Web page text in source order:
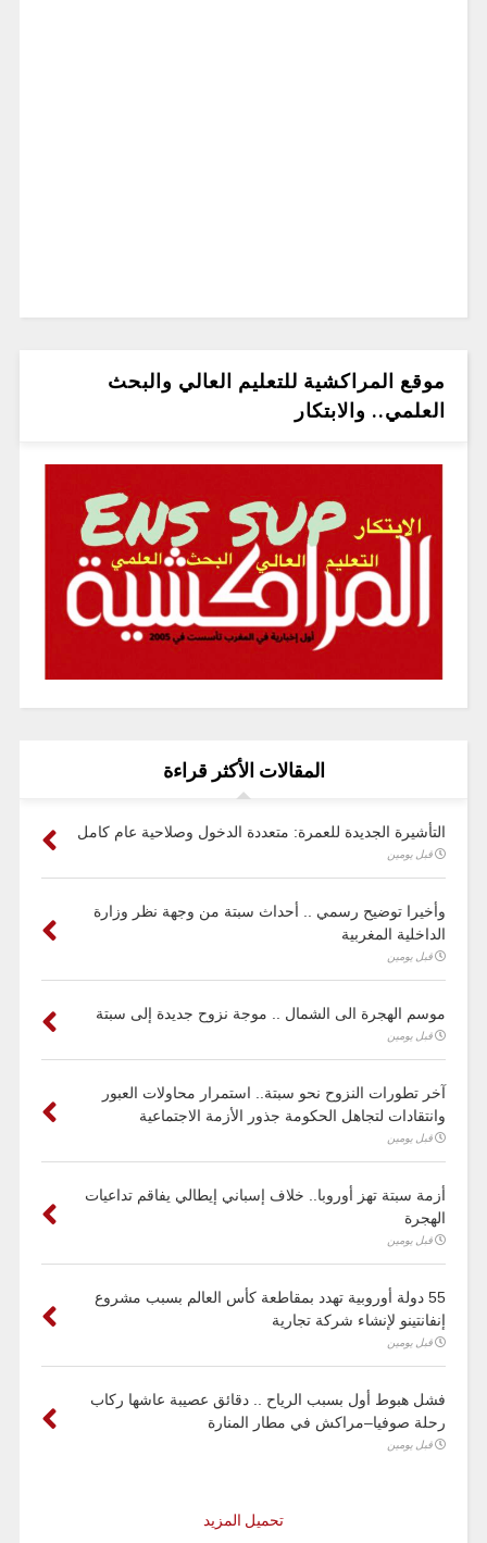
موقع المراكشية للتعليم العالي والبحث
العلمي.. والابتكار
المقالات الأكثر قراءة
التأشيرة الجديدة للعمرة: متعددة الدخول وصلاحية عام كامل
قبل يومين
وأخيرا توضيح رسمي .. أحداث سبتة من وجهة نظر وزارة
الداخلية المغربية
قبل يومين
موسم الهجرة الى الشمال .. موجة نزوح جديدة إلى سبتة
قبل يومين
آخر تطورات النزوح نحو سبتة.. استمرار محاولات العبور
وانتقادات لتجاهل الحكومة جذور الأزمة الاجتماعية
قبل يومين
أزمة سبتة تهز أوروبا.. خلاف إسباني إيطالي يفاقم تداعيات
الهجرة
قبل يومين
55 دولة أوروبية تهدد بمقاطعة كأس العالم بسبب مشروع
إنفانتينو لإنشاء شركة تجارية
قبل يومين
فشل هبوط أول بسبب الرياح .. دقائق عصيبة عاشها ركاب
رحلة صوفيا–مراكش في مطار المنارة
قبل يومين
تحميل المزيد